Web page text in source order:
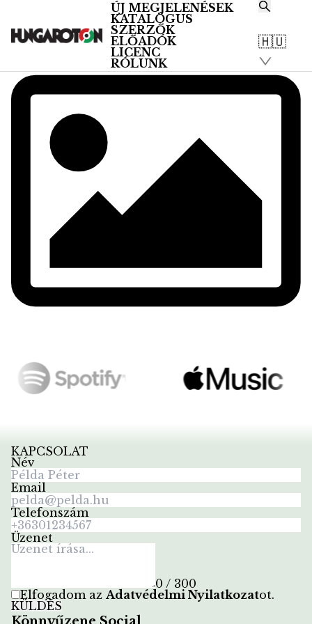
ÚJ MEGJELENÉSEK
KATALÓGUS
SZERZŐK
ELŐADÓK
LICENC
RÓLUNK
🇭🇺
KAPCSOLAT
Név
Email
Telefonszám
Üzenet
0 / 300
Elfogadom az Adatvédelmi Nyilatkozatot.
KÜLDÉS